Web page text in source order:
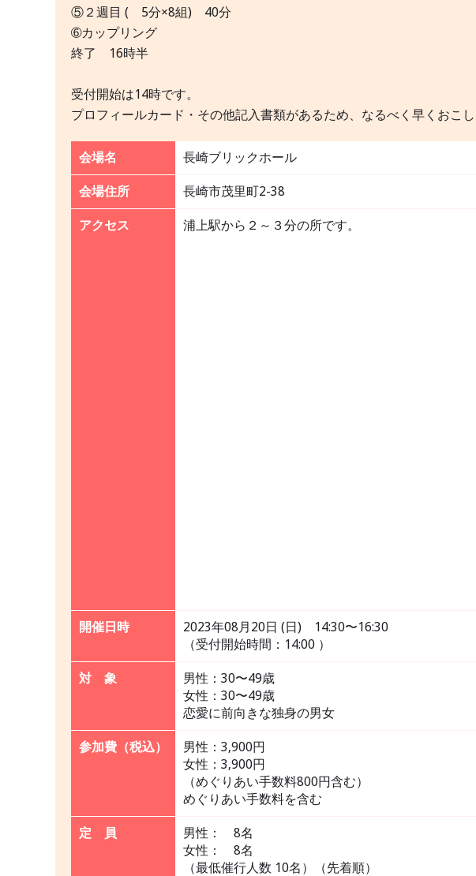
⑤２週目 ( 5分×8組) 40分
➅カップリング
終了 16時半
受付開始は14時です。
プロフィールカード・その他記入書類があるため、なるべく早くおこし
会場名 長崎ブリックホール
会場住所 長崎市茂里町2-38
アクセス 浦上駅から２～３分の所です。
開催日時
2023年08月20日 (日) 14:30〜16:30
（受付開始時間：14:00 ）
対 象
男性：30〜49歳
女性：30〜49歳
恋愛に前向きな独身の男女
参加費（税込）
男性：3,900円
女性：3,900円
（めぐりあい手数料800円含む）
めぐりあい手数料を含む
定 員
男性： 8名
女性： 8名
（最低催行人数 10名）（先着順）